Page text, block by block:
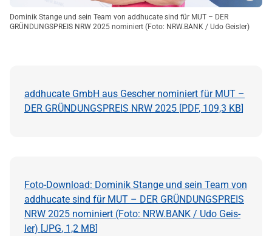
Dominik Stange und sein Team von addhucate sind für MUT – DER
GRÜNDUNGSPREIS NRW 2025 nominiert (Foto: NRW.BANK / Udo Geisler)
addhucate GmbH aus Gescher nominiert für MUT –
DER GRÜNDUNGSPREIS NRW 2025 [PDF, 109,3 KB]
Foto-Download: Dominik Stange und sein Team von
addhucate sind für MUT – DER GRÜNDUNGSPREIS
NRW 2025 nominiert (Foto: NRW.BANK / Udo Geis-
ler) [JPG, 1,2 MB]